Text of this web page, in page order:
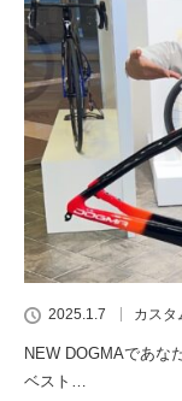
2025.1.7 カスタ
NEW DOGMAであな
ベスト…